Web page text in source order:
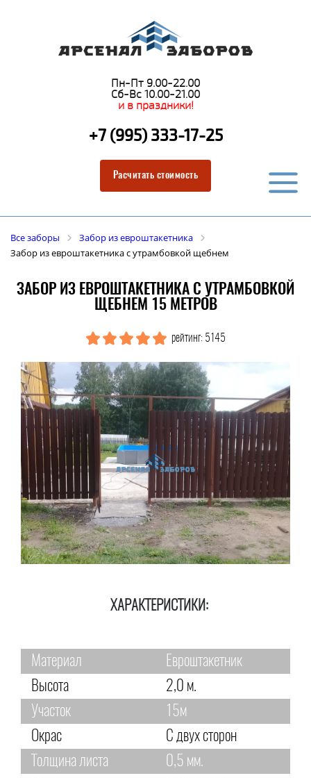
Пн-Пт 9.00-22.00
Сб-Вс 10.00-21.00
и в праздники!
+7 (995) 333-17-25
Расчитать стоимость
Все заборы
Забор из евроштакетника
Забор из евроштакетника с утрамбовкой щебнем
ЗАБОР ИЗ ЕВРОШТАКЕТНИКА С УТРАМБОВКОЙ
ЩЕБНЕМ 15 МЕТРОВ
рейтинг: 5145
ХАРАКТЕРИСТИКИ:
Материал
Евроштакетник
Высота
2,0 м.
Участок
15м
Окрас
С двух сторон
Толщина листа
0,5 мм.